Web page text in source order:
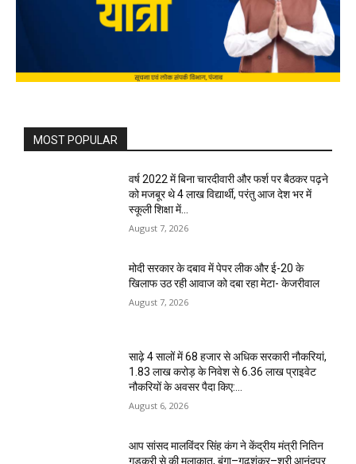
MOST POPULAR
वर्ष 2022 में बिना चारदीवारी और फर्श पर बैठकर पढ़ने
को मजबूर थे 4 लाख विद्यार्थी, परंतु आज देश भर में
स्कूली शिक्षा में...
August 7, 2026
मोदी सरकार के दबाव में पेपर लीक और ई-20 के
खिलाफ उठ रही आवाज को दबा रहा मेटा- केजरीवाल
August 7, 2026
साढ़े 4 सालों में 68 हजार से अधिक सरकारी नौकरियां,
1.83 लाख करोड़ के निवेश से 6.36 लाख प्राइवेट
नौकरियों के अवसर पैदा किए:...
August 6, 2026
आप सांसद मालविंदर सिंह कंग ने केंद्रीय मंत्री नितिन
गडकरी से की मुलाकात, बंगा–गढ़शंकर–श्री आनंदपुर